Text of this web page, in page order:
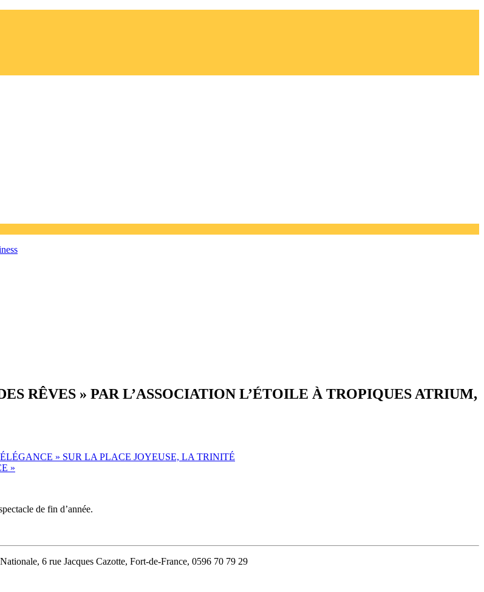
RÊVES » PAR L’ASSOCIATION L’ÉTOILE À TROPIQUES ATRIUM,
» SUR LA PLACE JOYEUSE, LA TRINITÉ
»
de fin d’année.
6 rue Jacques Cazotte, Fort-de-France, 0596 70 79 29